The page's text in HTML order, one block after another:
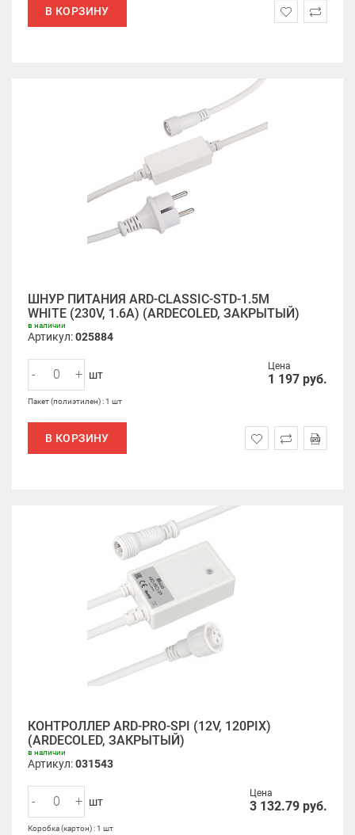
В КОРЗИНУ
ШНУР ПИТАНИЯ ARD-CLASSIC-STD-1.5M
WHITE (230V, 1.6A) (ARDECOLED, ЗАКРЫТЫЙ)
в наличии
Артикул:025884
Цена
1 197 руб.
- + шт
Пакет (полиэтилен) : 1 шт
В КОРЗИНУ
КОНТРОЛЛЕР ARD-PRO-SPI (12V, 120PIX)
(ARDECOLED, ЗАКРЫТЫЙ)
в наличии
Артикул:031543
Цена
3 132.79 руб.
- + шт
Коробка (картон) : 1 шт